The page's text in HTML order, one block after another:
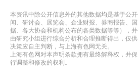
本资讯中除公开信息外的其他数据均是基于公
闻、研讨会、展览会、企业财报、券商报告、
据、各大协会和机构公布的各类数据等等），
由研究小组进行综合分析和合理推断得出，仅
决策应自主判断，与上海有色网无关。
上海有色网对本声明条款拥有最终解释权，并
行调整和修改的权利。